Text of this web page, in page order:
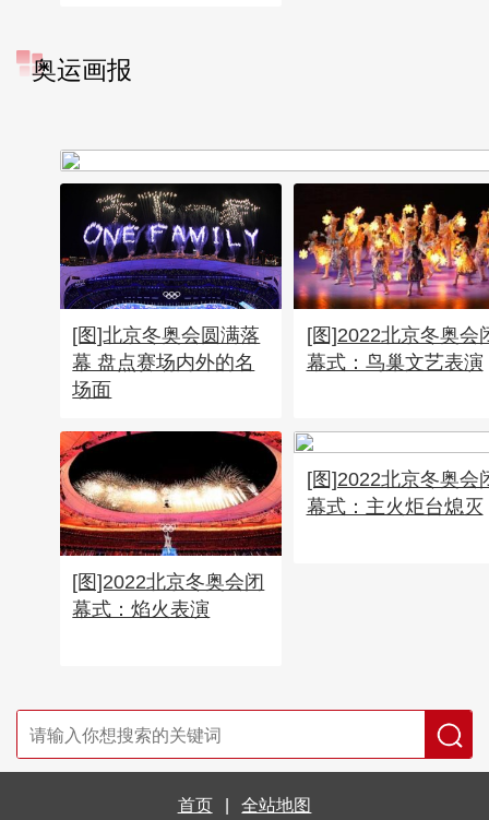
奥运画报
[图]北京冬奥会圆满落
幕 盘点赛场内外的名
场面
[图]2022北京冬奥会
幕式：鸟巢文艺表演
[图]2022北京冬奥会闭
幕式：焰火表演
[图]2022北京冬奥会
幕式：主火炬台熄灭
首页 全站地图